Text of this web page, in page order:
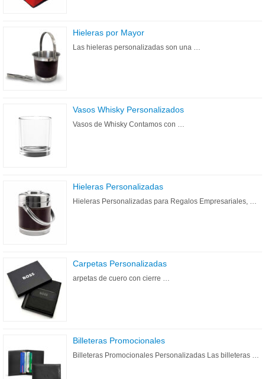
Hieleras por Mayor
Las hieleras personalizadas son una …
Vasos Whisky Personalizados
Vasos de Whisky Contamos con …
Hieleras Personalizadas
Hieleras Personalizadas para Regalos Empresariales, …
Carpetas Personalizadas
arpetas de cuero con cierre …
Billeteras Promocionales
Billeteras Promocionales Personalizadas Las billeteras …